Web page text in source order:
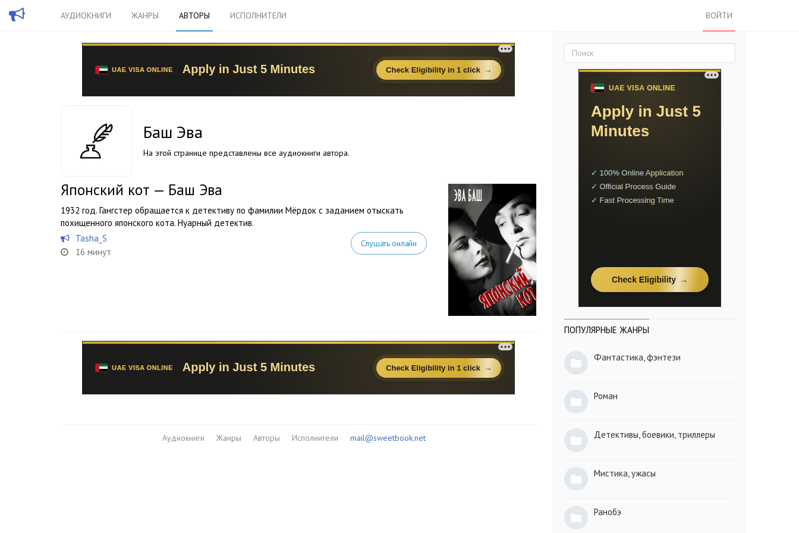
АУДИОКНИГИ ЖАНРЫ АВТОРЫ ИСПОЛНИТЕЛИ ВОЙТИ
Баш Эва
На этой странице представлены все аудиокниги автора.
Японский кот — Баш Эва
1932 год. Гангстер обращается к детективу по фамилии Мёрдок с заданием отыскать
похищенного японского кота. Нуарный детектив.
Tasha_S
16 минут
Слушать онлайн
Аудиокниги Жанры Авторы Исполнители mail@sweetbook.net
ПОПУЛЯРНЫЕ ЖАНРЫ
Фантастика, фэнтези
Роман
Детективы, боевики, триллеры
Мистика, ужасы
Ранобэ